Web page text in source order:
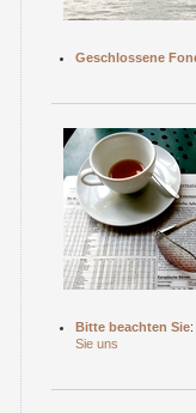
Geschlossene
Bitte beachten Sie:
Sie uns